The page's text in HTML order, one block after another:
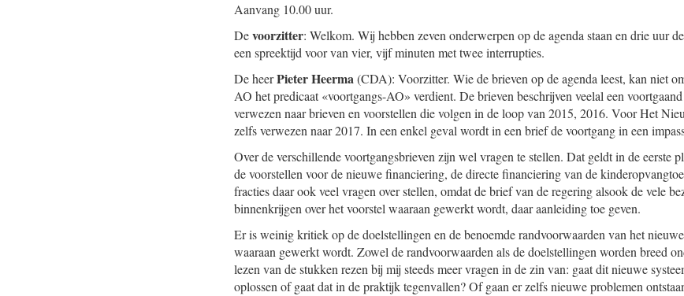
Aanvang 10.00 uur.
Devoorzitter: Welkom. Wij hebben zeven onderwerpen op de agenda staan en drie uur
een spreektijd voor van vier, vijf minuten met twee interrupties.
De heerPieter Heerma(CDA): Voorzitter. Wie de brieven op de agenda leest, kan niet
AO het predicaat «voortgangs-AO» verdient. De brieven beschrijven veelal een
verwezen naar brieven en voorstellen die volgen in de loop van 2015, 2016. Voor Het
zelfs verwezen naar 2017. In een enkel geval wordt in een brief de voortgang in een
Over de verschillende voortgangsbrieven zijn wel vragen te stellen. Dat geldt in de eerste
de voorstellen voor de nieuwe financiering, de directe financiering van de
fracties daar ook veel vragen over stellen, omdat de brief van de regering alsook de vele
binnenkrijgen over het voorstel waaraan gewerkt wordt, daar aanleiding toe geven.
Er is weinig kritiek op de doelstellingen en de benoemde randvoorwaarden van het
waaraan gewerkt wordt. Zowel de randvoorwaarden als de doelstellingen worden breed
lezen van de stukken rezen bij mij steeds meer vragen in de zin van: gaat dit nieuwe
oplossen of gaat dat in de praktijk tegenvallen? Of gaan er zelfs nieuwe problemen